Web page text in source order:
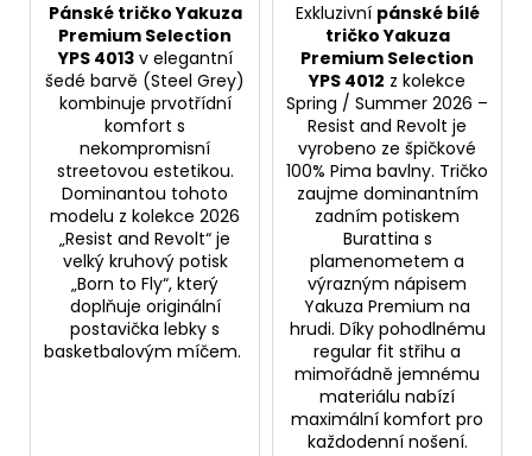
Pánské tričko Yakuza
Premium Selection
YPS 4013v elegantní
šedé barvě (Steel Grey)
kombinuje prvotřídní
komfort s
nekompromisní
streetovou estetikou.
Dominantou tohoto
modelu z kolekce 2026
„Resist and Revolt“ je
velký kruhový potisk
„Born to Fly“, který
doplňuje originální
postavička lebky s
basketbalovým míčem.
Exkluzivní pánské bílé
tričko Yakuza
Premium Selection
YPS 4012 z kolekce
Spring / Summer 2026 –
Resist and Revolt je
vyrobeno ze špičkové
100% Pima bavlny. Tričko
zaujme dominantním
zadním potiskem
Burattina s
plamenometem a
výrazným nápisem
Yakuza Premium na
hrudi. Díky pohodlnému
regular fit střihu a
mimořádně jemnému
materiálu nabízí
maximální komfort pro
každodenní nošení.